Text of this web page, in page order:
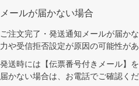
メールが届かない場合
ご注文完了・発送通知メールが届か
力や受信拒否設定が原因の可能性があ
発送時には【伝票番号付きメール】
届かない場合は、お電話でご確認くだ